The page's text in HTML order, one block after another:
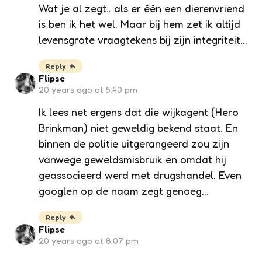
Wat je al zegt.. als er één een dierenvriend
is ben ik het wel. Maar bij hem zet ik altijd
levensgrote vraagtekens bij zijn integriteit…
Reply
Flipse
20 years ago at 5:40 pm
Ik lees net ergens dat die wijkagent (Hero
Brinkman) niet geweldig bekend staat. En
binnen de politie uitgerangeerd zou zijn
vanwege geweldsmisbruik en omdat hij
geassocieerd werd met drugshandel. Even
googlen op de naam zegt genoeg…
Reply
Flipse
20 years ago at 8:07 pm